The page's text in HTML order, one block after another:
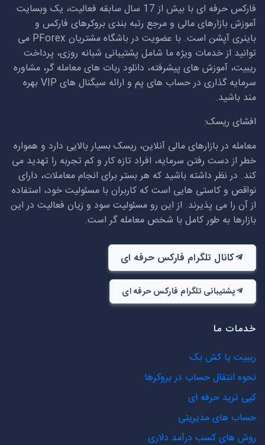
فارکس حرفه ای با بیش از 17 سال سابقه فعالیت، یک وبسایت
آموزش بازارهای مالی و مرجع رتبه بندی بروکرهای فارکس و
باینری آپشن است. با عضویت در باشگاه مشتریان PForex می
توانید از خدمات ویژه ما شامل پشتیبانی شبانه روزی، پرداخت
ریبیت، آموزش های پیشرفته، دانلود ربات های معامله گر، مشاوره
سرمایه گذاری در حساب های پم و ارائه سیگنال های VIPبهره
مند باشید.
افشای ریسک:
معامله در بازارهای مالی آنلاین، ریسک بسیار بالایی دارد و همواره
خطر از دست رفتن سرمایه، افراد تازه کار و کم تجربه را تهدید می
کند. در نظر داشته باشید که هر بستر برای انجام معاملات، دارای
نواقص و کاستی هایی است که کاربران با مسئولیت خود، استفاده
از آن را می پذیرند. از این رو مسئولیت سود و زیان فعالیت در این
بازارها به طور کامل با شخص معامله گر است.
کانال تلگرام فارکس حرفه ای
پشتیبانی تلگرام فارکس حرفه ای
خدمات ما
ریبیت یا کش بک
نحوه انتقال حساب در بروکرها
کپی ترید حرفه ای
حساب های مدیریتی
روش های کسب درآمد دلاری